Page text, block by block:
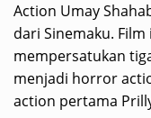
Action Umay
dari Sinemaku.
mempersatukan
menjadi horror
action pertama